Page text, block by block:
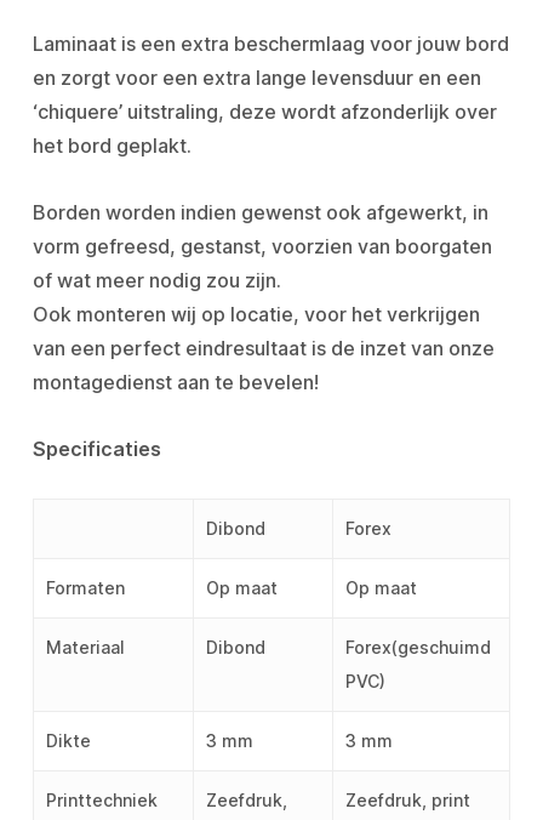
Laminaat is een extra beschermlaag voor jouw bord
en zorgt voor een extra lange levensduur en een
‘chiquere’ uitstraling, deze wordt afzonderlijk over
het bord geplakt.
Borden worden indien gewenst ook afgewerkt, in
vorm gefreesd, gestanst, voorzien van boorgaten
of wat meer nodig zou zijn.
Ook monteren wij op locatie, voor het verkrijgen
van een perfect eindresultaat is de inzet van onze
montagedienst aan te bevelen!
Specificaties
Dibond Forex
Formaten Op maat Op maat
Materiaal Dibond
Forex(geschuimd
PVC)
Dikte 3 mm 3 mm
Printtechniek
Zeefdruk,
Zeefdruk, print